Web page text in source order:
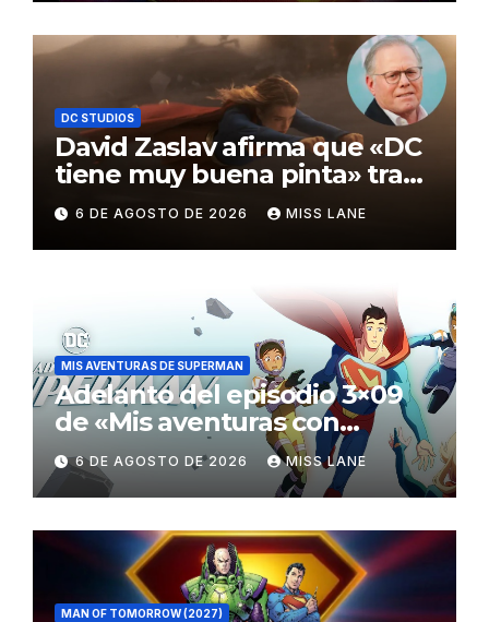
DC STUDIOS
David Zaslav afirma que «DC
tiene muy buena pinta» tras
el fracaso de «Supergirl»
6 DE AGOSTO DE 2026 MISS LANE
MIS AVENTURAS DE SUPERMAN
Adelanto del episodio 3×09
de «Mis aventuras con
Superman»
6 DE AGOSTO DE 2026 MISS LANE
MAN OF TOMORROW (2027)